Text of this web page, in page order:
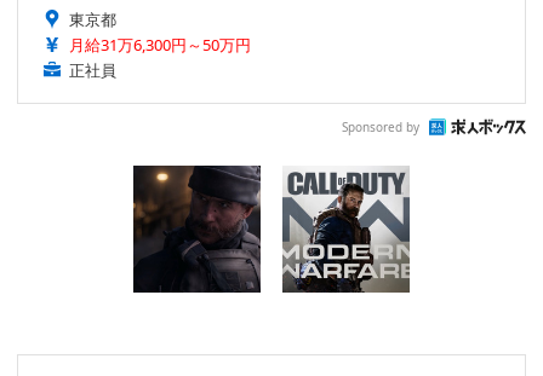
東京都
月給31万6,300円～50万円
正社員
Sponsored by